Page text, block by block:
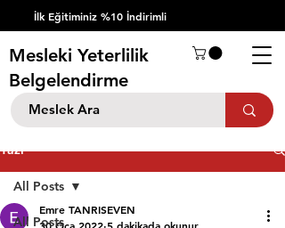
İlk Eğitiminiz %10 İndirimli
Mesleki Yeterlilik
Belgelendirme
Yazı
All Posts
All Posts
Emre TANRISEVEN